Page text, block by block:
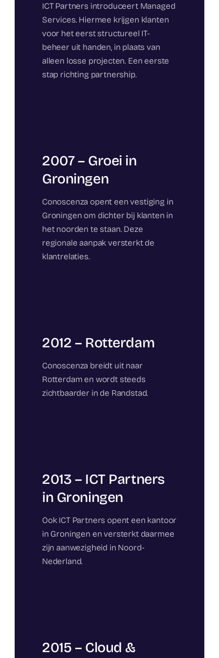
ICT Partners introduceert Managed
Services. Hiermee krijgen klanten
voor het eerst structureel IT-
beheer uit handen, in plaats van
alleen losse projecten. Een eerste
stap richting partnership.
2007 – Groei in
Groningen
Conoscenza opent een vestiging in
Groningen om dichter bij klanten in
het noorden te staan. Deze
regionale aanpak versterkt de
klantrelaties.
2012 – Rotterdam
Conoscenza breidt uit naar
Rotterdam en wordt steeds
zichtbaarder in de Randstad.
2013 – ICT Partners
in Groningen
Ook ICT Partners opent een kantoor
in Groningen en versterkt daarmee
zijn aanwezigheid in Noord-
Nederland.
2015 – Cloud &